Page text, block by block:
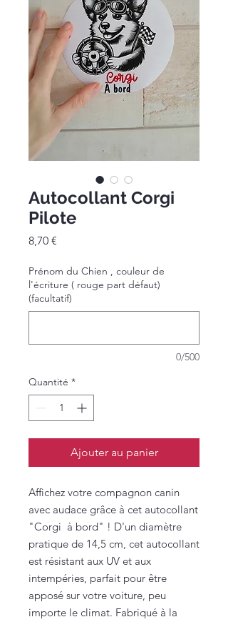
Autocollant Corgi
Pilote
8,70 €
Prénom du Chien , couleur de
l'écriture ( rouge part défaut)
(facultatif)
0/500
Quantité *
Ajouter au panier
Affichez votre compagnon canin
avec audace grâce à cet autocollant
"Corgi à bord" ! D'un diamètre
pratique de 14,5 cm, cet autocollant
est résistant aux UV et aux
intempéries, parfait pour être
apposé sur votre voiture, peu
importe le climat. Fabriqué à la